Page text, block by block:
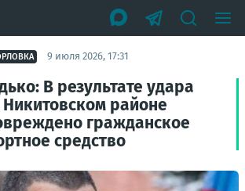
9 июля 2026, 17:31
В результате удара
районе
гражданское
средство